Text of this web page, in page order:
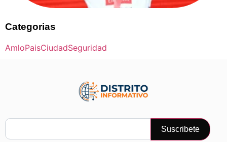
Categorias
AmloPaisCiudadSeguridad
Suscribete